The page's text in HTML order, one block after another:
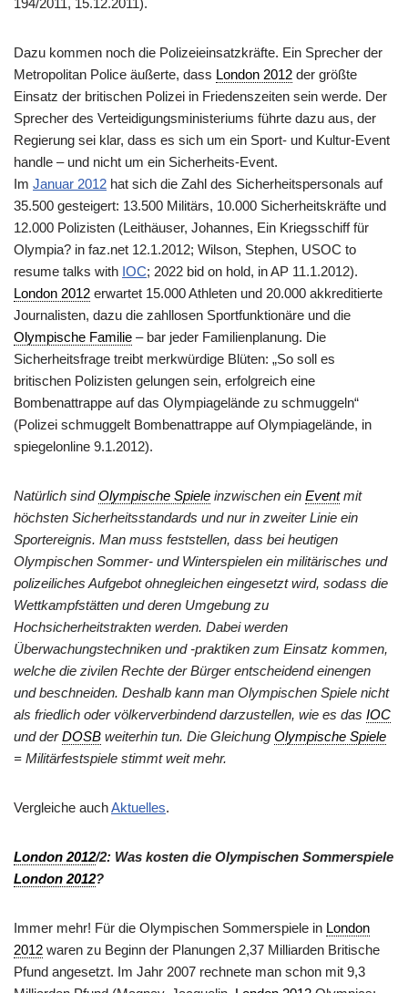
194/2011, 15.12.2011).
Dazu kommen noch die Polizeieinsatzkräfte. Ein Sprecher der
Metropolitan Police äußerte, dass London 2012 der größte
Einsatz der britischen Polizei in Friedenszeiten sein werde. Der
Sprecher des Verteidigungsministeriums führte dazu aus, der
Regierung sei klar, dass es sich um ein Sport- und Kultur-Event
handle – und nicht um ein Sicherheits-Event.
Im Januar 2012 hat sich die Zahl des Sicherheitspersonals auf
35.500 gesteigert: 13.500 Militärs, 10.000 Sicherheitskräfte und
12.000 Polizisten (Leithäuser, Johannes, Ein Kriegsschiff für
Olympia? in faz.net 12.1.2012; Wilson, Stephen, USOC to
resume talks with IOC; 2022 bid on hold, in AP 11.1.2012).
London 2012 erwartet 15.000 Athleten und 20.000 akkreditierte
Journalisten, dazu die zahllosen Sportfunktionäre und die
Olympische Familie – bar jeder Familienplanung. Die
Sicherheitsfrage treibt merkwürdige Blüten: „So soll es
britischen Polizisten gelungen sein, erfolgreich eine
Bombenattrappe auf das Olympiagelände zu schmuggeln“
(Polizei schmuggelt Bombenattrappe auf Olympiagelände, in
spiegelonline 9.1.2012).
Natürlich sindOlympische Spiele inzwischen ein Eventmit
höchsten Sicherheitsstandards und nur in zweiter Linie ein
Sportereignis. Man muss feststellen, dass bei heutigen
Olympischen Sommer- und Winterspielen ein militärisches und
polizeiliches Aufgebot ohnegleichen eingesetzt wird, sodass die
Wettkampfstätten und deren Umgebung zu
Hochsicherheitstrakten werden. Dabei werden
Überwachungstechniken und -praktiken zum Einsatz kommen,
welche die zivilen Rechte der Bürger entscheidend einengen
und beschneiden. Deshalb kann man Olympischen Spiele nicht
als friedlich oder völkerverbindend darzustellen, wie es das IOC
und derDOSB weiterhin tun. Die Gleichung Olympische Spiele
= Militärfestspiele stimmt weit mehr.
Vergleiche auchAktuelles.
London 2012/2: Was kosten die Olympischen Sommerspiele
London 2012?
Immer mehr! Für die Olympischen Sommerspiele in London
2012 waren zu Beginn der Planungen 2,37 Milliarden Britische
Pfund angesetzt. Im Jahr 2007 rechnete man schon mit 9,3